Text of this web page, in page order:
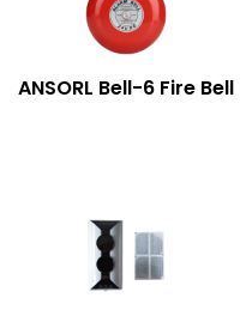
ANSORL Bell-6 Fire Bell